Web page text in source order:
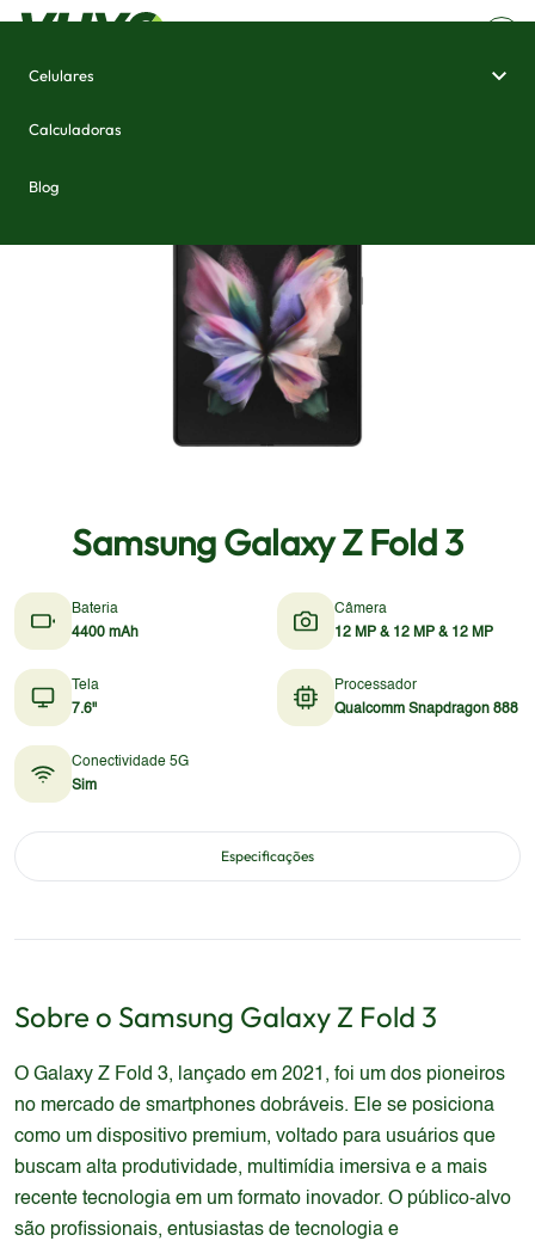
Celulares
Calculadoras
Blog
Samsung Galaxy Z Fold 3
Bateria
4400 mAh
Câmera
12 MP & 12 MP & 12 MP
Tela
7.6"
Processador
Qualcomm Snapdragon 888
Conectividade 5G
Sim
Especificações
Sobre o Samsung Galaxy Z Fold 3
O Galaxy Z Fold 3, lançado em 2021, foi um dos pioneiros
no mercado de smartphones dobráveis. Ele se posiciona
como um dispositivo premium, voltado para usuários que
buscam alta produtividade, multimídia imersiva e a mais
recente tecnologia em um formato inovador. O público-alvo
são profissionais, entusiastas de tecnologia e